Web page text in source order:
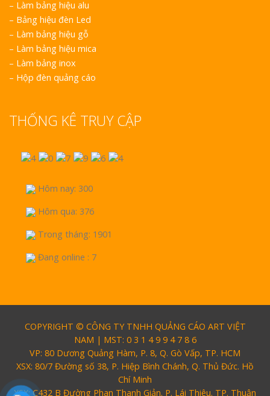
– Làm bảng hiệu alu
– Bảng hiệu đèn Led
– Làm bảng hiệu gỗ
– Làm bảng hiệu mica
– Làm bảng inox
– Hộp đèn quảng cáo
THỐNG KÊ TRUY CẬP
Hôm nay: 300
Hôm qua: 376
Trong tháng: 1901
Đang online : 7
COPYRIGHT © CÔNG TY TNHH QUẢNG CÁO ART VIỆT
NAM | MST: 0 3 1 4 9 9 4 7 8 6
VP: 80 Dương Quảng Hàm, P. 8, Q. Gò Vấp, TP. HCM
XSX: 80/7 Đường số 38, P. Hiệp Bình Chánh, Q. Thủ Đức. Hồ
Chí Minh
XSX: C432 B Đường Phan Thanh Giản. P. Lái Thiêu. TP. Thuận